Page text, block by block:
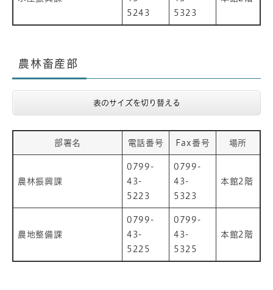
5243
5323
農林畜産部
表のサイズを切り替える
部署名 電話番号 Fax番号 場所
農林振興課
0799-
43-
5223
0799-
43-
5323
本館2階
農地整備課
0799-
43-
5225
0799-
43-
5325
本館2階